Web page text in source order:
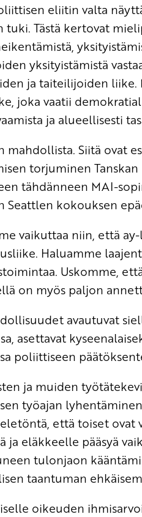
eliitin valta
tuki. Tästä kertovat
yksityistämistä
ja taiteilijoiden liike.
joka vaatii
ja alueellisesti
mahdollista. Siitä ovat
torjuminen
tähdänneen MAI-
Seattlen kokouksen
vaikuttaa niin, että
Haluamme
Uskomme,
on myös paljon
avautuvat
asettavat
poliittiseen
ja muiden
työajan
että toiset ovat
ja eläkkeelle pääsyä
tulonjaon
taantuman
oikeuden